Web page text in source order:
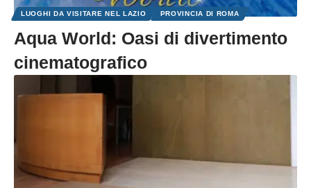
LUOGHI DA VISITARE NEL LAZIO PROVINCIA DI ROMA
Aqua World: Oasi di divertimento
cinematografico